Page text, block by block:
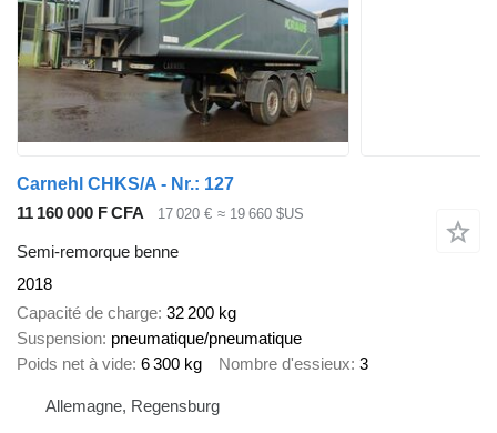
Carnehl CHKS/A - Nr.: 127
11 160 000 F CFA
17 020 € ≈ 19 660 $US
Semi-remorque benne
2018
Capacité de charge 32 200 kg
Suspension pneumatique/pneumatique
Poids net à vide 6 300 kg Nombre d'essieux 3
Allemagne, Regensburg